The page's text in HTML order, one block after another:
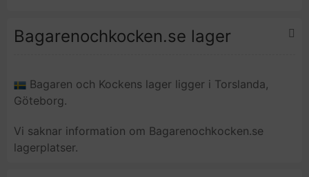
Bagarenochkocken.se lager
Bagaren och Kockens lager ligger i Torslanda,
Göteborg.
Vi saknar information om Bagarenochkocken.se
lagerplatser.